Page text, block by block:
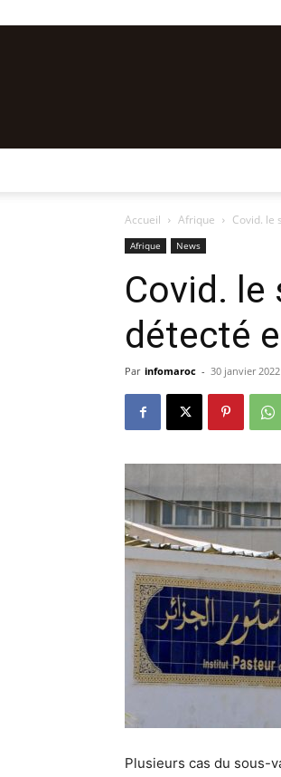
Accueil Afrique Covid. le
Afrique News
Covid. le
détecté
Par infomaroc - 30 janvier 2022
Plusieurs cas du sous-